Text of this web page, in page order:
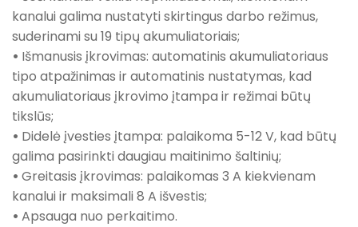
kanalui galima nustatyti skirtingus darbo režimus,
suderinami su 19 tipų akumuliatoriais;
• Išmanusis įkrovimas: automatinis akumuliatoriaus
tipo atpažinimas ir automatinis nustatymas, kad
akumuliatoriaus įkrovimo įtampa ir režimai būtų
tikslūs;
• Didelė įvesties įtampa: palaikoma 5-12 V, kad būtų
galima pasirinkti daugiau maitinimo šaltinių;
• Greitasis įkrovimas: palaikomas 3 A kiekvienam
kanalui ir maksimali 8 A išvestis;
• Apsauga nuo perkaitimo.